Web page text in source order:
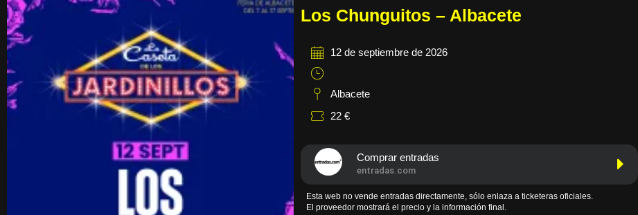
Los Chunguitos – Albacete
12 de septiembre de 2026
Albacete
22 €
Comprar entradas
entradas.com
Esta web no vende entradas directamente, sólo enlaza a ticketeras oficiales.
El proveedor mostrará el precio y la información final.